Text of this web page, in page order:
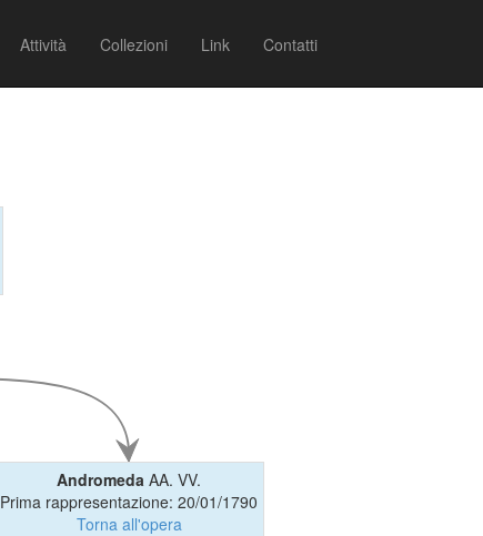
Attività Collezioni Link Contatti
Andromeda AA. VV.
Prima rappresentazione: 20/01/1790
Torna all'opera